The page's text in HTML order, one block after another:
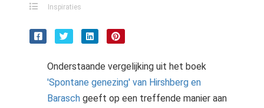
Inspiraties
Onderstaande vergelijking uit het boek
'Spontane genezing' van Hirshberg en
Barasch geeft op een treffende manier aan